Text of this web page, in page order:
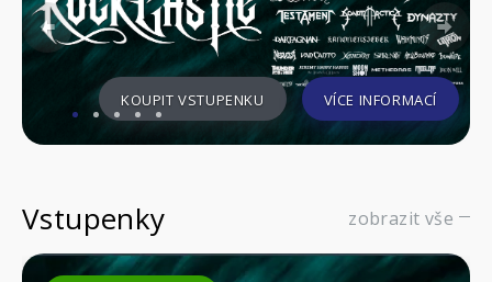
KOUPIT VSTUPENKU VÍCE INFORMACÍ
Previous
Vstupenky zobrazit vše